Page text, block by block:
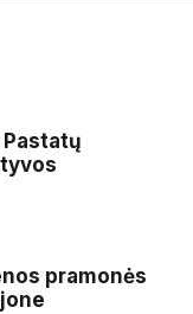
pramonės